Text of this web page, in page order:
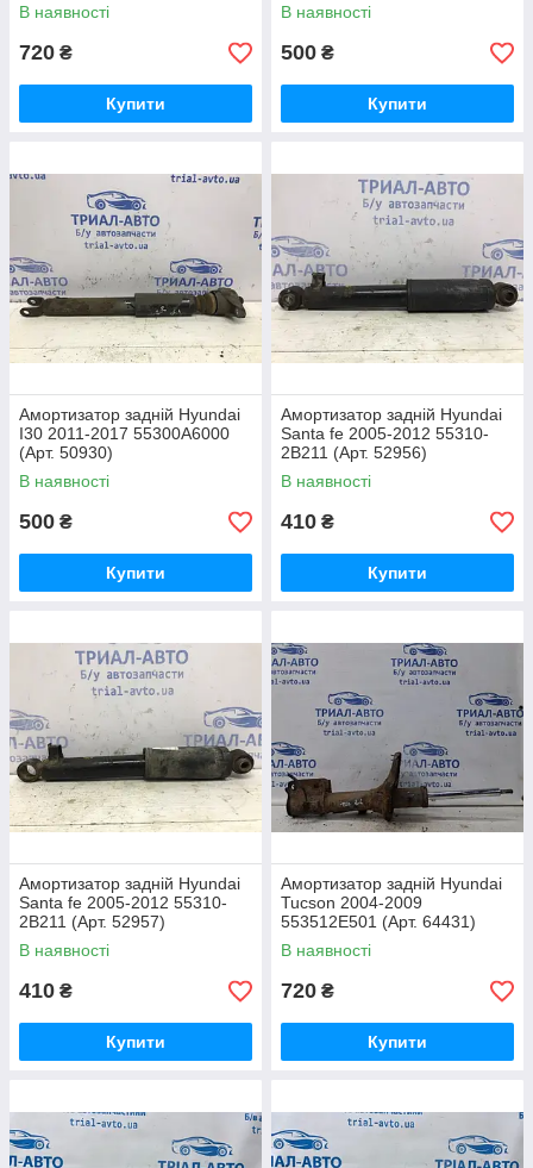
В наявності
720 ₴
Купити
В наявності
500 ₴
Купити
Амортизатор задній Hyundai
I30 2011-2017 55300A6000
(Арт. 50930)
В наявності
500 ₴
Купити
Амортизатор задній Hyundai
Santa fe 2005-2012 55310-
2B211 (Арт. 52956)
В наявності
410 ₴
Купити
Амортизатор задній Hyundai
Santa fe 2005-2012 55310-
2B211 (Арт. 52957)
В наявності
410 ₴
Купити
Амортизатор задній Hyundai
Tucson 2004-2009
553512E501 (Арт. 64431)
В наявності
720 ₴
Купити